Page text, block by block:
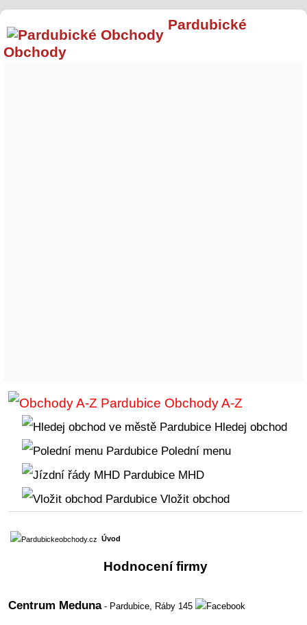
Pardubické
Obchody
Obchody A-Z
Hledej obchod
Polední menu
MHD
Vložit obchod
Úvod
Hodnocení firmy
Centrum Meduna- Pardubice, Ráby 145